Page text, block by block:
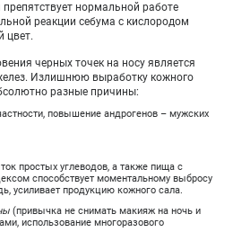
нормальной работе
реакции себума с кислородом
цвет.
черных точек на носу является
Излишнюю выработку кожного
разные причины:
повышение андрогенов – мужских
простых углеводов, а также пища с
способствует моментальному выбросу
усиливает продукцию кожного сала.
(привычка не снимать макияж на ночь и
использование многоразового